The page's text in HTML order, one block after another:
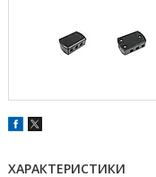
ХАРАКТЕРИСТИКИ